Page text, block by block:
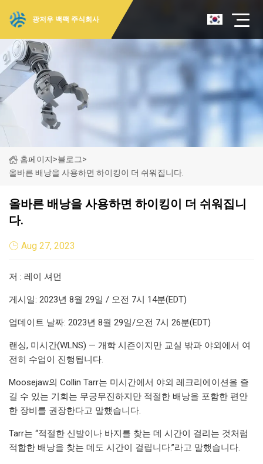
광저우 백팩 주식회사
홈페이지>블로그>
올바른 배낭을 사용하면 하이킹이 더 쉬워집니다.
올바른 배낭을 사용하면 하이킹이 더 쉬워집니
다.
Aug 27, 2023
저 : 레이 셔먼
게시일: 2023년 8월 29일 / 오전 7시 14분(EDT)
업데이트 날짜: 2023년 8월 29일/오전 7시 26분(EDT)
랜싱, 미시간(WLNS) — 개학 시즌이지만 교실 밖과 야외에서 여
전히 수업이 진행됩니다.
Moosejaw의 Collin Tarr는 미시간에서 야외 레크리에이션을 즐
길 수 있는 기회는 무궁무진하지만 적절한 배낭을 포함한 편안
한 장비를 권장한다고 말했습니다.
Tarr는 “적절한 신발이나 바지를 찾는 데 시간이 걸리는 것처럼
적합한 배낭을 찾는 데도 시간이 걸립니다.”라고 말했습니다.